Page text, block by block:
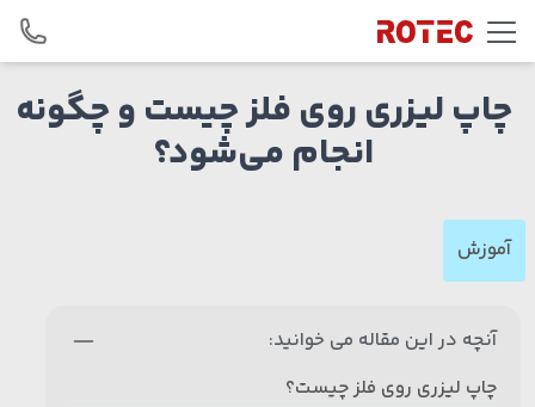
Skip to content
چاپ لیزری روی فلز چیست و چگونه
انجام می‌شود؟
آموزش
آنچه در این مقاله می خوانید:
چاپ لیزری روی فلز چیست؟